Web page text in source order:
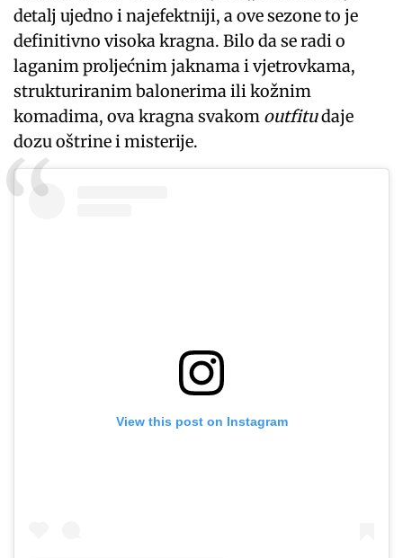
detalj ujedno i najefektniji, a ove sezone to je
definitivno visoka kragna. Bilo da se radi o
laganim proljećnim jaknama i vjetrovkama,
strukturiranim balonerima ili kožnim
komadima, ova kragna svakom outfitudaje
dozu oštrine i misterije.
View this post on Instagram